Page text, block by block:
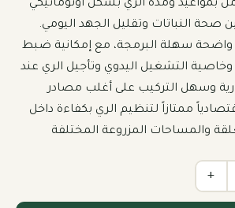
الحاجة. يعمل بالبطارية وسهل التركيب على أغلب مصادر
والمساحات المزروعة المختلفة
+